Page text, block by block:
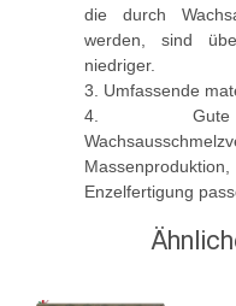
die durch
werden, sind
niedriger.
3. Umfassende
4. Gute
Enzelfertigung